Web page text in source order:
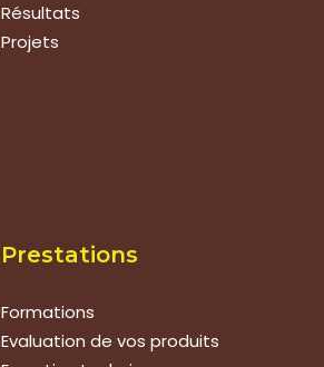
Résultats
Projets
Prestations
Formations
Evaluation de vos produits